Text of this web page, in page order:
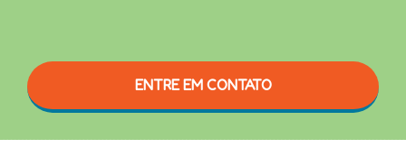
ENTRE EM CONTATO